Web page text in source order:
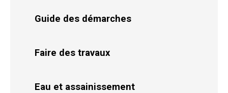
Guide des démarches
Faire des travaux
Eau et assainissement